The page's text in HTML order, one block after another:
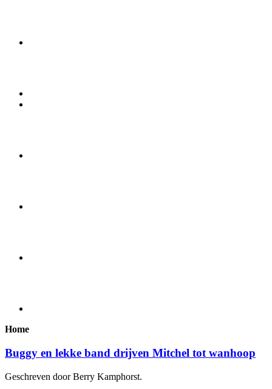
Home
Buggy en lekke band drijven Mitchel tot wanhoop
Geschreven door Berry Kamphorst.